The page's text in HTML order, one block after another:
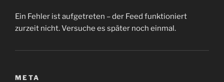
Ein Fehler ist aufgetreten – der Feed funktioniert
zurzeit nicht. Versuche es später noch einmal.
META